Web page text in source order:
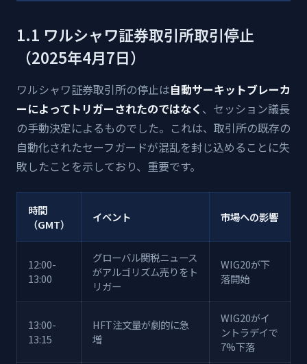
1.1 ワルシャワ証券取引所取引停止
（2025年4月7日）
ワルシャワ証券取引所の停止は自動サーキットブレーカ
ーによってトリガーされたのではなく 、セッション議長
の手動決定によるものでした。これは、取引所の既存の
自動化されたセーフガードが混乱を封じ込めることに失
敗したことを示しており、重要です。
時間
（GMT）
イベント 市場への影響
12:00-
13:00
グローバル関税ニュース
がアルゴリズム売りをト
リガー
WIG20が下
落開始
13:00-
13:15
HFT注文量が劇的に急
増
WIG20がイ
ントラデイで
7%下落